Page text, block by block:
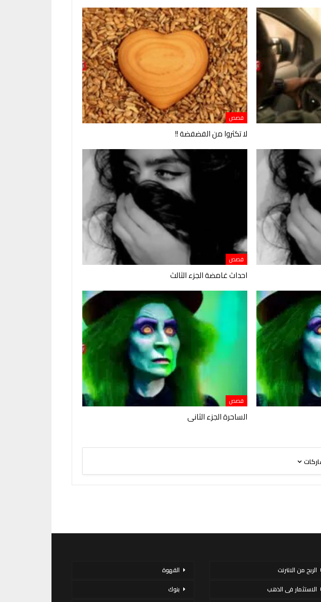
قصص
لا تكثروا من الفضفضة !!
قصص
احداث غامضة الجزء الثالث
قصص
الساحرة الجزء الثانى
الربح من الانترنت
الاستثمار فى الذهب
القهوة
بنوك